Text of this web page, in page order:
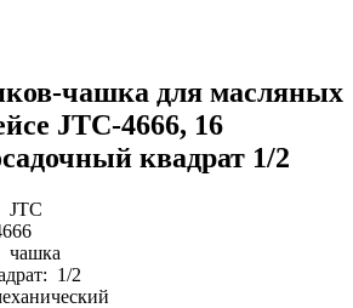
чашка для масляных
JTC-4666, 16
квадрат 1/2
JTC
чашка
1/2